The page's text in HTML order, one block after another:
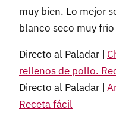
muy bien. Lo mejor
blanco seco muy
Directo al Paladar |
rellenos de pollo.
Directo al Paladar |
Receta fácil